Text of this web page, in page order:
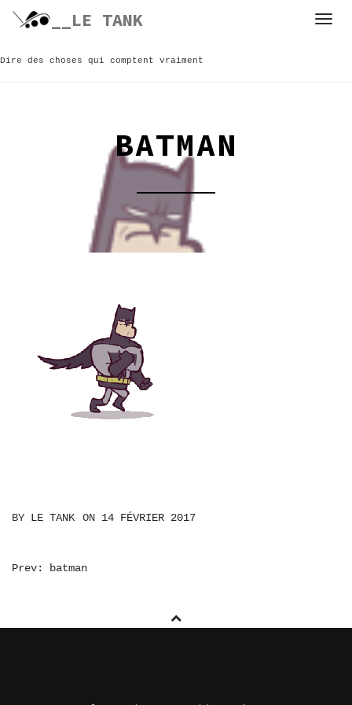
Skip
__LE TANK
Dire des choses qui comptent vraiment
BATMAN
BY LE TANK ON 14 FÉVRIER 2017
NAVIGATION
L’ARTICLE
Prev: batman